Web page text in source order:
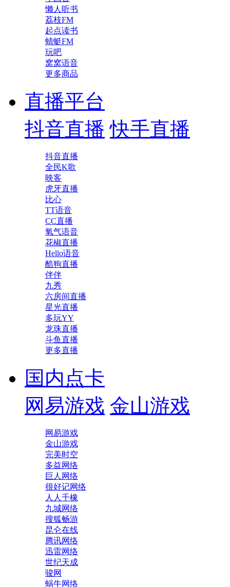
懒人听书
荔枝FM
起点读书
蜻蜓FM
玩吧
窝窝语音
更多商品
直播平台
抖音直播 快手直播
抖音直播
全民K歌
映客
虎牙直播
比心
TT语音
CC直播
氧气语音
花椒直播
Hello语音
酷狗直播
伴伴
九秀
六房间直播
星光直播
多玩YY
龙珠直播
斗鱼直播
更多直播
国内点卡
网易游戏 金山游戏
网易游戏
金山游戏
完美时空
多益网络
巨人网络
很好记网络
人人千橡
九城网络
搜狐畅游
昆仑在线
腾讯网络
迅雷网络
世纪天成
骏网
蜗牛网络